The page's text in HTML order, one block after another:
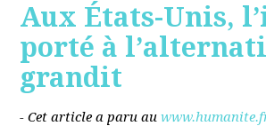
Aux États-Unis,
porté à
grandit
- Cet article a paru au